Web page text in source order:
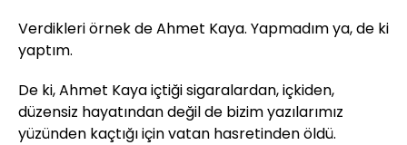
Verdikleri örnek de Ahmet Kaya. Yapmadım ya, de ki
yaptım.
De ki, Ahmet Kaya içtiği sigaralardan, içkiden,
düzensiz hayatından değil de bizim yazılarımız
yüzünden kaçtığı için vatan hasretinden öldü.